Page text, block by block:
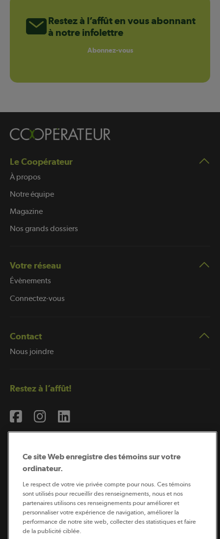
Restez à l’affût en vous abonnant
à notre infolettre
Abonnez-vous
Le Coopérateur
À propos
Notre équipe
Magazine
Nos grands dossiers
Votre réseau
Évènements
Connectez-vous
Contact
Nous joindre
Restez à l’affût!
Coopérateur est publié par Sollio Groupe Coopératif.
Il est l’outil d’information de la coopération agricole
québécoise.
Ce site Web enregistre des témoins sur votre
ordinateur.
Le respect de votre vie privée compte pour nous. Ces témoins
sont utilisés pour recueillir des renseignements, nous et nos
partenaires utilisons ces renseignements pour améliorer et
personnaliser votre expérience de navigation, améliorer la
performance de notre site web, collecter des statistiques et faire
de la publicité ciblée.